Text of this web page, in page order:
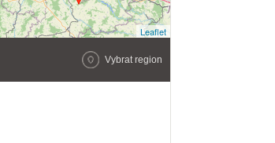
Leaflet
Vybrat region